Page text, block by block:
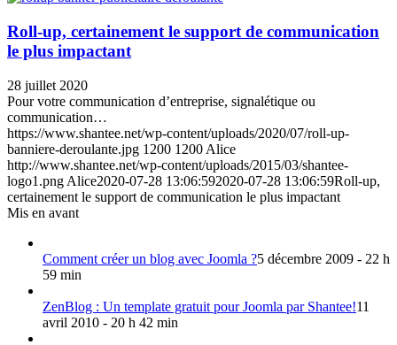
Roll-up, certainement le support de communication
le plus impactant
28 juillet 2020
Pour votre communication d’entreprise, signalétique ou
communication…
https://www.shantee.net/wp-content/uploads/2020/07/roll-up-
banniere-deroulante.jpg 1200 1200 Alice
http://www.shantee.net/wp-content/uploads/2015/03/shantee-
logo1.png Alice2020-07-28 13:06:592020-07-28 13:06:59Roll-up,
certainement le support de communication le plus impactant
Mis en avant
Comment créer un blog avec Joomla ?5 décembre 2009 - 22 h
59 min
ZenBlog : Un template gratuit pour Joomla par Shantee!11
avril 2010 - 20 h 42 min